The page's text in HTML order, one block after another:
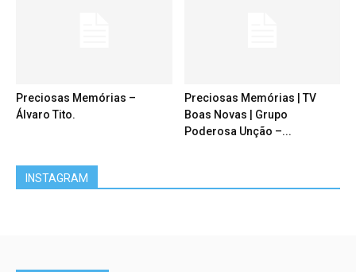
Preciosas Memórias –
Álvaro Tito.
Preciosas Memórias | TV
Boas Novas | Grupo
Poderosa Unção –...
INSTAGRAM